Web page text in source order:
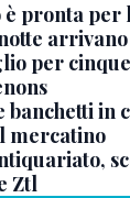
è pronta per
per
banchetti in
mercatino
Ztl